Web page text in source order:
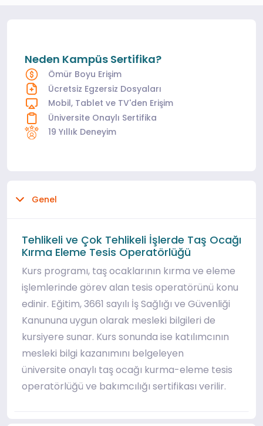
Neden Kampüs Sertifika?
Ömür Boyu Erişim
Ücretsiz Egzersiz Dosyaları
Mobil, Tablet ve TV'den Erişim
Üniversite Onaylı Sertifika
19 Yıllık Deneyim
Genel
Tehlikeli ve Çok Tehlikeli İşlerde Taş Ocağı
Kırma Eleme Tesis Operatörlüğü
Kurs programı, taş ocaklarının kırma ve eleme
işlemlerinde görev alan tesis operatörünü konu
edinir. Eğitim, 3661 sayılı İş Sağlığı ve Güvenliği
Kanununa uygun olarak mesleki bilgileri de
kursiyere sunar. Kurs sonunda ise katılımcının
mesleki bilgi kazanımını belgeleyen
üniversite onaylı taş ocağı kurma-eleme tesis
operatörlüğü ve bakımcılığı sertifikası verilir.